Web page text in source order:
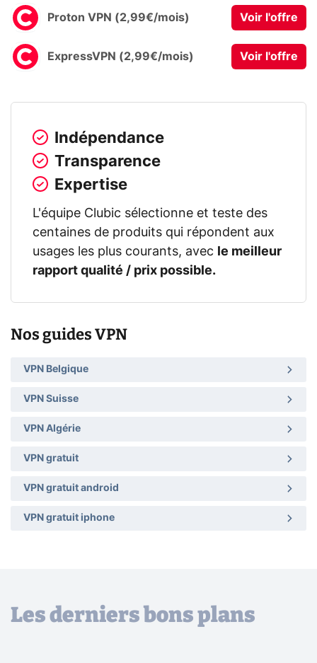
Proton VPN (2,99€/mois) Voir l'offre
ExpressVPN (2,99€/mois) Voir l'offre
Indépendance
Transparence
Expertise
L'équipe Clubic sélectionne et teste des
centaines de produits qui répondent aux
usages les plus courants, avec
le meilleur
rapport qualité / prix possible.
Nos guides VPN
VPN Belgique
VPN Suisse
VPN Algérie
VPN gratuit
VPN gratuit android
VPN gratuit iphone
Les derniers bons plans